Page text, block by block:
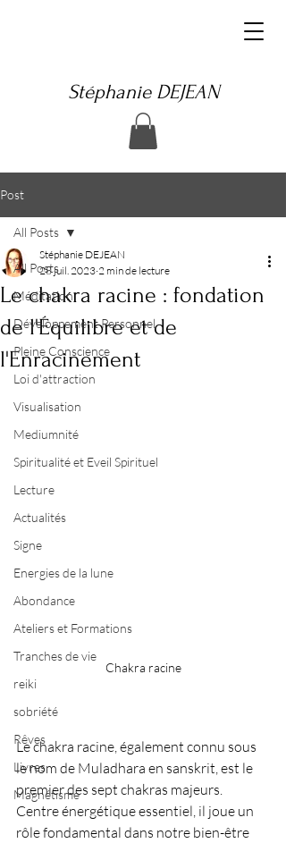
Stéphanie DEJEAN
Post
All Posts
Méditation
Développement Personnel
Pleine Conscience
Loi d'attraction
Visualisation
Mediumnité
Spiritualité et Eveil Spirituel
Lecture
Actualités
Signe
Energies de la lune
Abondance
Ateliers et Formations
Tranches de vie
reiki
sobriété
Rêves
Livres
Magnétisme
All Posts
Le chakra racine : fondation
de l'Équilibre et de
l'Enracinement
Stéphanie DEJEAN
28 juil. 2023 2 min de lecture
Chakra racine
Le chakra racine, également connu sous
le nom de Muladhara en sanskrit, est le
premier des sept chakras majeurs.
Centre énergétique essentiel, il joue un
rôle fondamental dans notre bien-être